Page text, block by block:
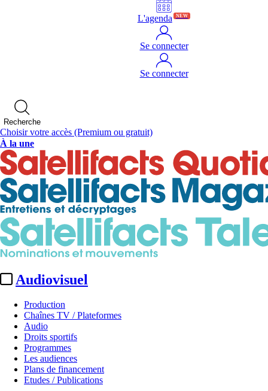
L'agenda NEW
Se connecter
Se connecter
Recherche
Choisir votre accès (Premium ou gratuit)
À la une
Audiovisuel
Production
Chaînes TV / Plateformes
Audio
Droits sportifs
Programmes
Les audiences
Plans de financement
Etudes / Publications